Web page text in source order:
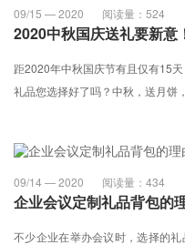
09/15 — 2020 阅读量： 524
2020中秋国庆送礼要新意
距2020年中秋国庆节有且仅有15
礼品您选择好了吗？中秋，送月饼
09/14 — 2020 阅读量： 434
企业会议定制礼品背包的
不少企业在举办会议时，选择的